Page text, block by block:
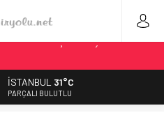
11 Trilyon Yen, Hedef 2036
%40 Artıyor: Hitachi Rail
İSTANBUL 31°C
PARÇALI BULUTLU